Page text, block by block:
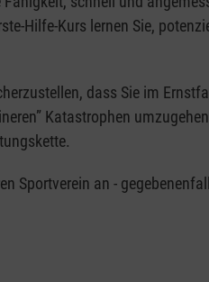
Hilfe-Kurs lernen Sie,
dass Sie im
Katastrophen
Sportverein an -